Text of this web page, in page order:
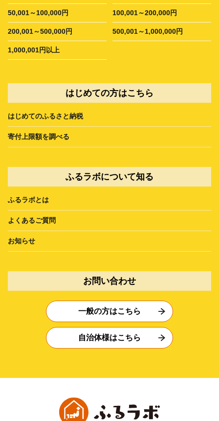
50,001～100,000円 100,001～200,000円
200,001～500,000円 500,001～1,000,000円
1,000,001円以上
はじめての方はこちら
はじめてのふるさと納税
寄付上限額を調べる
ふるラボについて知る
ふるラボとは
よくあるご質問
お知らせ
お問い合わせ
一般の方はこちら
自治体様はこちら